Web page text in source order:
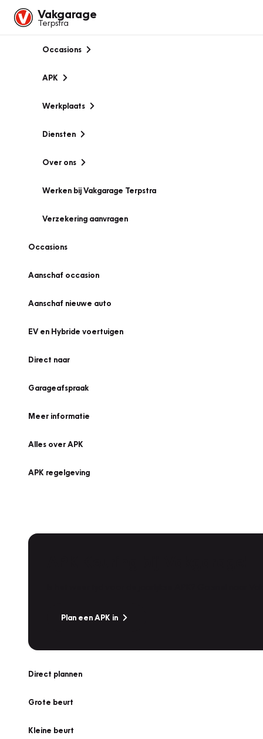
Vakgarage
Terpstra
Occasions
APK
Werkplaats
Diensten
Over ons
Werken bij Vakgarage Terpstra
Verzekering aanvragen
Occasions
Aanschaf occasion
Aanschaf nieuwe auto
EV en Hybride voertuigen
Direct naar
Garageafspraak
Meer informatie
Alles over APK
APK regelgeving
Plan een APK in
Direct plannen
Grote beurt
Kleine beurt